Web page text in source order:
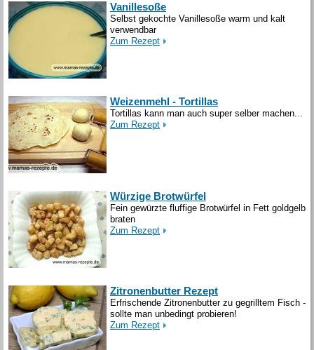
Vanillesoße
Selbst gekochte Vanillesoße warm und kalt
verwendbar
Zum Rezept
Weizenmehl - Tortillas
Tortillas kann man auch super selber machen...
Zum Rezept
Würzige Brotwürfel
Fein gewürzte fluffige Brotwürfel in Fett goldgelb
braten
Zum Rezept
Zitronenbutter Rezept
Erfrischende Zitronenbutter zu gegrilltem Fisch -
sollte man unbedingt probieren!
Zum Rezept